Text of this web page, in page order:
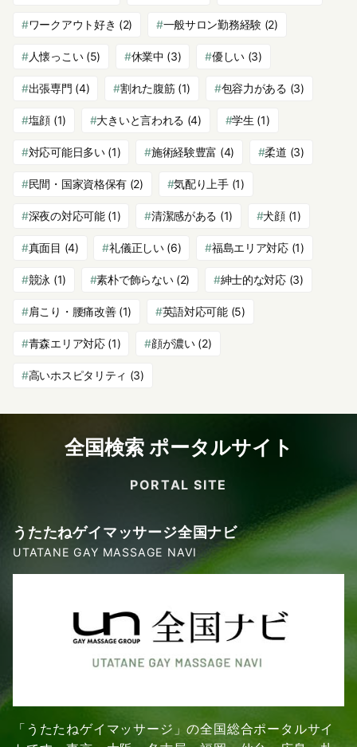
ワークアウト好き (2) 一般サロン勤務経験(2)
人懐っこい(5) 休業中 (3) 優しい (3)
出張専門 (4) 割れた腹筋(1) 包容力がある (3)
塩顔 (1) 大きいと言われる (4) 学生 (1)
対応可能日多い(1) 施術経験豊富 (4) 柔道 (3)
民間・国家資格保有 (2) 気配り上手(1)
深夜の対応可能(1) 清潔感がある (1) 犬顔(1)
真面目 (4) 礼儀正しい(6) 福島エリア対応(1)
競泳 (1) 素朴で飾らない(2) 紳士的な対応(3)
肩こり・腰痛改善(1) 英語対応可能(5)
青森エリア対応(1) 顔が濃い(2)
高いホスピタリティ (3)
全国検索 ポータルサイト
PORTAL SITE
うたたねゲイマッサージ全国ナビ
UTATANE GAY MASSAGE NAVI
「うたたねゲイマッサージ」の全国総合ポータルサイ